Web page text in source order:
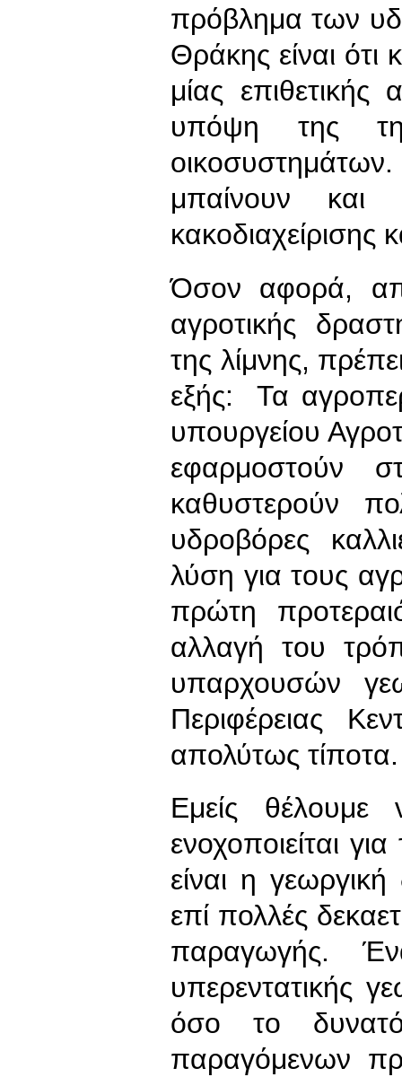
πρόβλημα των
Θράκης είναι
μίας
υπόψη της
μπαίνουν και
Όσον αφορά,
αγροτικής
της λίμνης,
εξής: Τα
υπουργείου
εφαρμοστούν
καθυστερούν
υδροβόρες
λύση για τους
πρώτη
αλλαγή του
υπαρχουσών
Περιφέρειας
απολύτως τίποτα.
Εμείς
ενοχοποιείται
είναι η γεωργική
επί πολλές
παραγωγής.
υπερεντατικής
όσο το
παραγόμενων